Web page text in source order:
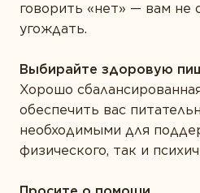
говорить «нет» — вам не
угождать.
Выбирайте здоровую
Хорошо
обеспечить вас
необходимыми для
физического, так и